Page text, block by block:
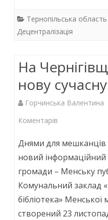
e
b
o
k
itt
er
at
p
p
k
n
Тернопільська область
Децентралізація
На
нову
Горчинська Валентина
Коментарів
Чернігівщині
відкрили
нову
сучасну
Днями для
новий інформаційний
громади – Менську
Комунальний заклад
бібліотека» Менської
створений 23